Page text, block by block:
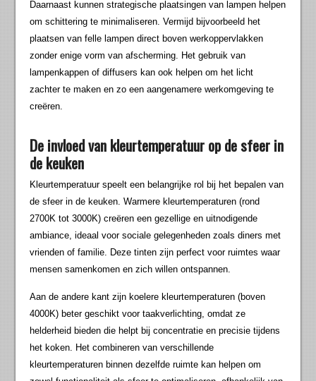
Daarnaast kunnen strategische plaatsingen van lampen helpen
om schittering te minimaliseren. Vermijd bijvoorbeeld het
plaatsen van felle lampen direct boven werkoppervlakken
zonder enige vorm van afscherming. Het gebruik van
lampenkappen of diffusers kan ook helpen om het licht
zachter te maken en zo een aangenamere werkomgeving te
creëren.
De invloed van kleurtemperatuur op de sfeer in
de keuken
Kleurtemperatuur speelt een belangrijke rol bij het bepalen van
de sfeer in de keuken. Warmere kleurtemperaturen (rond
2700K tot 3000K) creëren een gezellige en uitnodigende
ambiance, ideaal voor sociale gelegenheden zoals diners met
vrienden of familie. Deze tinten zijn perfect voor ruimtes waar
mensen samenkomen en zich willen ontspannen.
Aan de andere kant zijn koelere kleurtemperaturen (boven
4000K) beter geschikt voor taakverlichting, omdat ze
helderheid bieden die helpt bij concentratie en precisie tijdens
het koken. Het combineren van verschillende
kleurtemperaturen binnen dezelfde ruimte kan helpen om